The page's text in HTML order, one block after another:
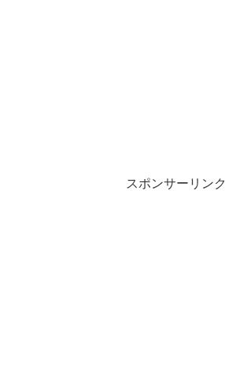
スポンサーリンク